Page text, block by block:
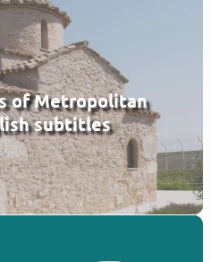
of Metropolitan
subtitles